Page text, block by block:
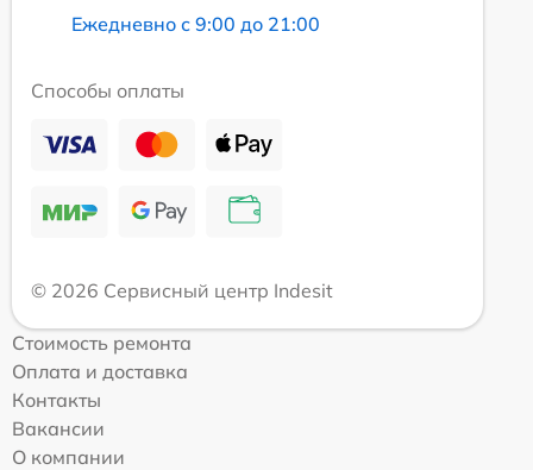
Ежедневно с 9:00 до 21:00
Способы оплаты
© 2026 Сервисный центр Indesit
Стоимость ремонта
Оплата и доставка
Контакты
Вакансии
О компании